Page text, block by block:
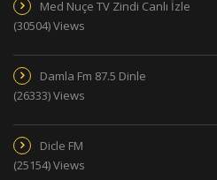
Med Nuçe TV Zindi Canlı İzle
(30504) Views
Damla Fm 87.5 Dinle
(26333) Views
Dicle FM
(25154) Views